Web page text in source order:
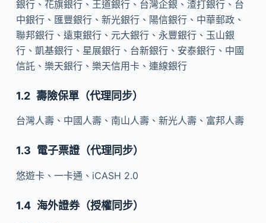
銀行、花旗銀行、王道銀行、台灣企銀、渣打銀行、台
中銀行、匯豐銀行、新光銀行、陽信銀行、中華郵政、
聯邦銀行、遠東銀行、元大銀行、永豐銀行、玉山銀
行、凱基銀行、星展銀行、台新銀行、安泰銀行、中國
信託、樂天銀行、樂天信用卡、連線銀行
壽險保單（代理同步）
台灣人壽、中國人壽、南山人壽、新光人壽、富邦人壽
電子票證（代理同步）
悠遊卡、一卡通、iCASH 2.0
海外證券（授權同步）